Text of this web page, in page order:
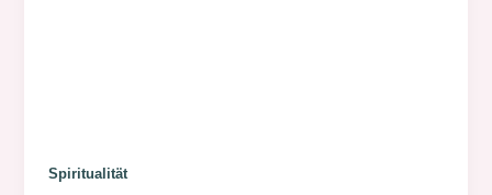
Spiritualität